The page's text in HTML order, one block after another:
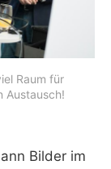
Raum für
Austausch!
Bilder im